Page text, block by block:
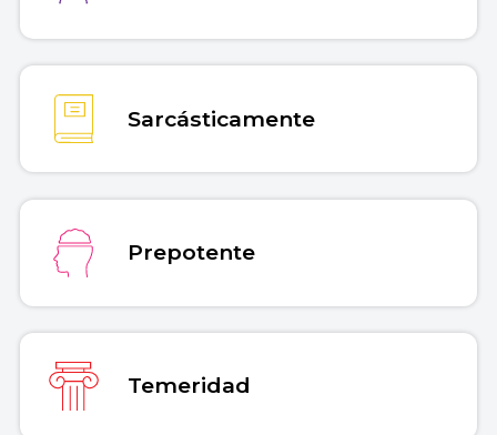
Sarcásticamente
Prepotente
Temeridad